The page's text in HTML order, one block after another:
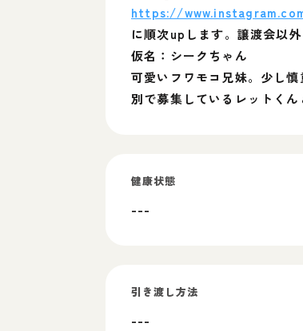
https://
に順次upします。譲渡会以
仮名：シークちゃん
可愛いフワモコ兄妹。少し
別で募集しているレットく
健康状態
---
引き渡し方法
---